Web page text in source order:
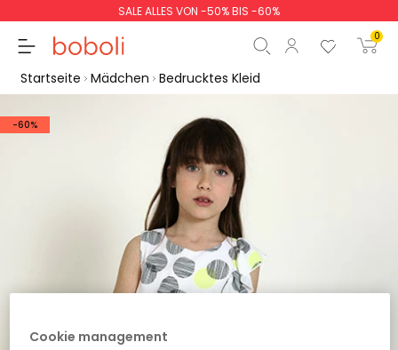
SALE ALLES VON -50% BIS -60%
0
Gesamtbetrag
Start der Bestellung
Startseite Mädchen Bedrucktes Kleid
-60%
Cookie management